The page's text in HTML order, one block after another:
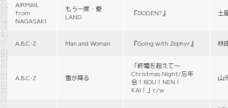
AIRMAIL
from
NAGASAKI
もう一度・愛
LAND
『DOGEN?』 土
A.B.C-Z Man and Woman 『Going with Zephyr』 林
A.B.C-Z 雪が降る
「終電を超えて～
Christmas Night/忘年
会！BOU！NEN！
KAI！」c/w
山